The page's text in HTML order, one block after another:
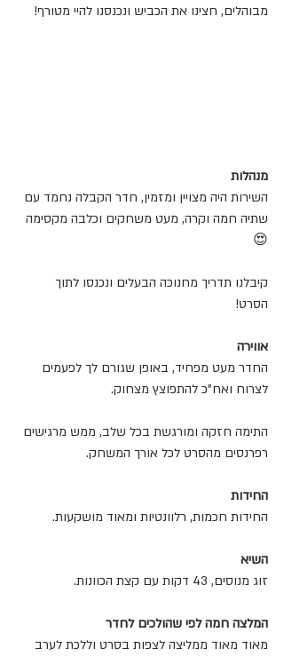
מבוהלים, חצינו את הכביש ונכנסנו להיי מטורף!
מנהלות
השירות היה מצויין ומזמין, חדר הקבלה נחמד עם
שתיה חמה וקרה, מעט משחקים וכלבה מקסימה
😍
קיבלנו תדריך מחנוכה הבעלים ונכנסו לתוך
הסרט!
אווירה
החדר מעט מפחיד, באופן שגורם לך לפעמים
לצרוח ואח"כ להתפוצץ מצחוק.
התימה חזקה ומורגשת בכל שלב, ממש מרגישים
רפרנסים מהסרט לכל אורך המשחק.
החידות
החידות חכמות, רלוונטיות ומאוד מושקעות.
השיא
זוג מנוסים, 43 דקות עם קצת הכוונות.
המלצה חמה לפי שהולכים לחדר
מאוד מאוד ממליצה לצפות בסרט וללכת לערב